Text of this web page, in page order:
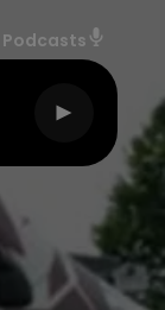
Podcasts